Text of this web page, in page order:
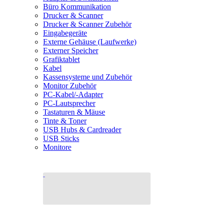
Büro Kommunikation
Drucker & Scanner
Drucker & Scanner Zubehör
Eingabegeräte
Externe Gehäuse (Laufwerke)
Externer Speicher
Grafiktablet
Kabel
Kassensysteme und Zubehör
Monitor Zubehör
PC-Kabel/-Adapter
PC-Lautsprecher
Tastaturen & Mäuse
Tinte & Toner
USB Hubs & Cardreader
USB Sticks
Monitore